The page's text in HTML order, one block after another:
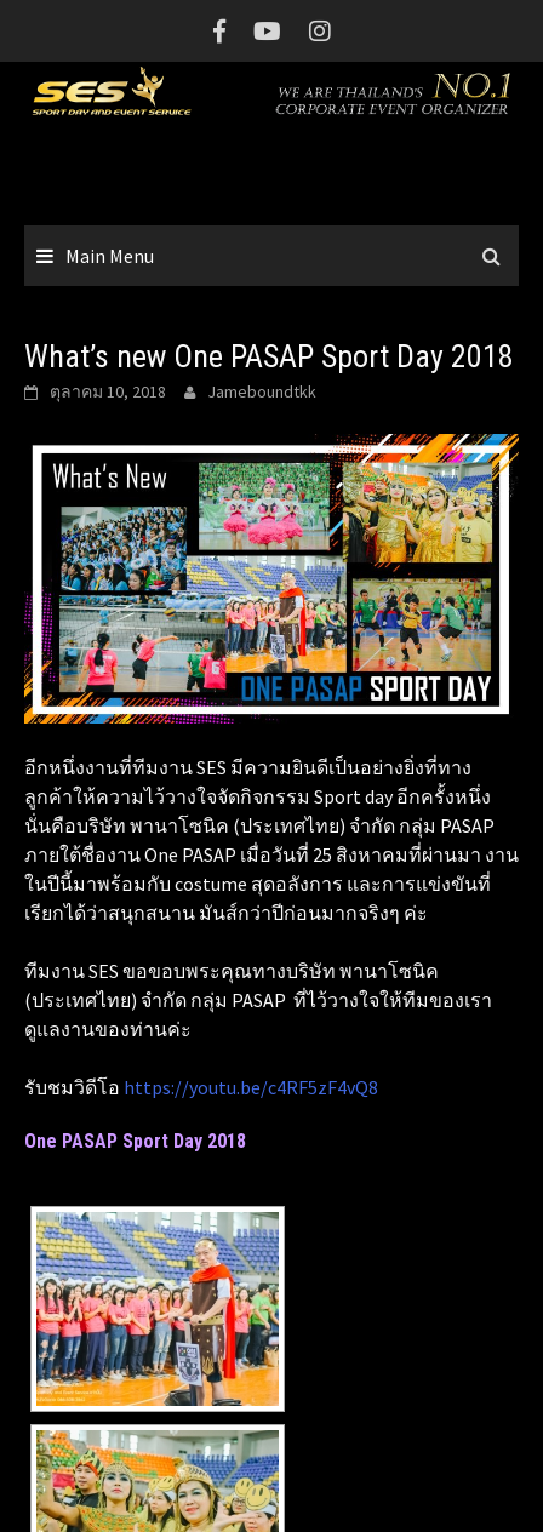
Main Menu
What’s new One PASAP Sport Day 2018
ตุลาคม 10, 2018 Jameboundtkk
อีกหนึ่งงานที่ทีมงาน SES มีความยินดีเป็นอย่างยิ่งที่ทาง
ลูกค้าให้ความไว้วางใจจัดกิจกรรม Sport day อีกครั้งหนึ่ง
นั่นคือบริษัท พานาโซนิค (ประเทศไทย) จำกัด กลุ่ม PASAP
ภายใต้ชื่องาน One PASAP เมื่อวันที่ 25 สิงหาคมที่ผ่านมา งาน
ในปีนี้มาพร้อมกับ costume สุดอลังการ และการแข่งขันที่
เรียกได้ว่าสนุกสนาน มันส์กว่าปีก่อนมากจริงๆ ค่ะ
ทีมงาน SES ขอขอบพระคุณทางบริษัท พานาโซนิค
(ประเทศไทย) จำกัด กลุ่ม PASAP ที่ไว้วางใจให้ทีมของเรา
ดูแลงานของท่านค่ะ
รับชมวิดีโอ https://youtu.be/c4RF5zF4vQ8
One PASAP Sport Day 2018